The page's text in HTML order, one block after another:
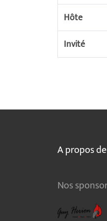
Hôte
Invité
A propos
Nos